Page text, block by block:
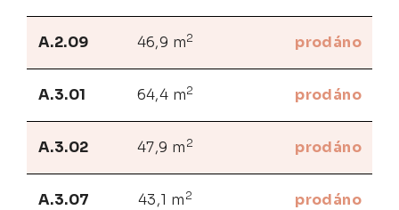
A.2.09 46,9 m2 prodáno
A.3.01 64,4 m2 prodáno
A.3.02 47,9 m 2 prodáno
A.3.07 43,1 m 2 prodáno